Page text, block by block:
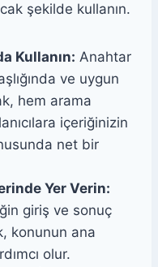
şekilde kullanın.
Kullanın: Anahtar
ve uygun
hem arama
içeriğinizin
net bir
Yer Verin:
giriş ve sonuç
konunun ana
olur.